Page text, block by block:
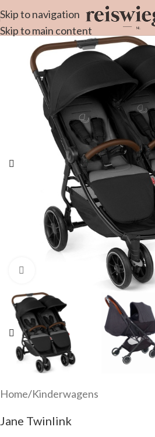
Skip to navigation
Skip to main content
Home/Kinderwagens
Jane Twinlink